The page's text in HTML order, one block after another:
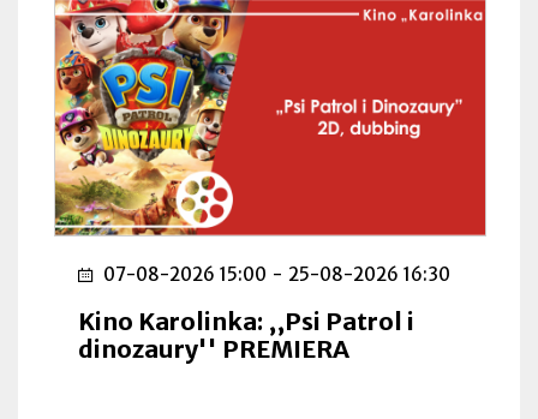
07-08-2026 15:00 - 25-08-2026 16:30
Kino Karolinka: ,,Psi Patrol i
dinozaury'' PREMIERA